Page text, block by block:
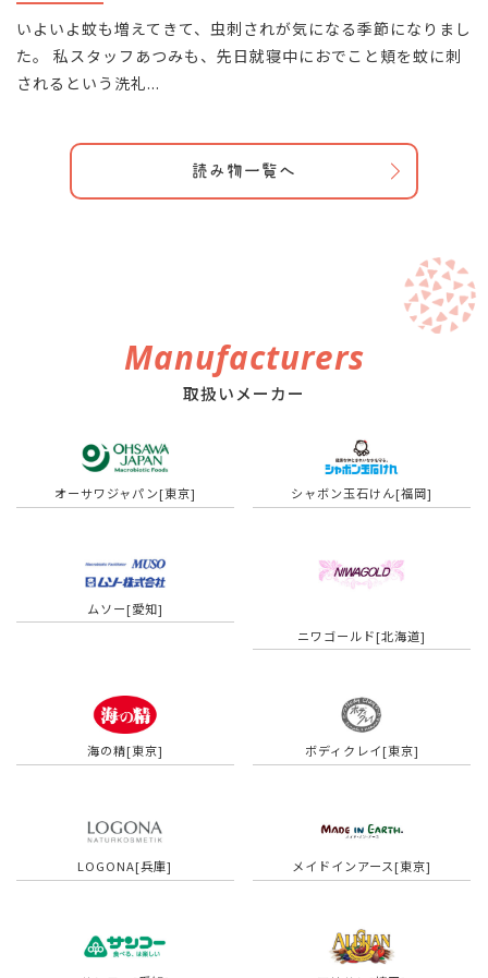
いよいよ蚊も増えてきて、虫刺されが気になる季節になりまし
た。 私スタッフあつみも、先日就寝中におでこと頬を蚊に刺
されるという洗礼...
読み物一覧へ
Manufacturers
取扱いメーカー
オーサワジャパン[東京] シャボン玉石けん[福岡]
ムソー[愛知]
ニワゴールド[北海道]
海の精[東京] ボディクレイ[東京]
LOGONA[兵庫] メイドインアース[東京]